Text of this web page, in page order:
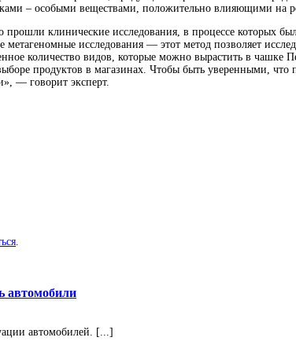
– особыми веществами, положительно влияющими на
прошли клинические исследования, в процессе которых
исследования — этот метод позволяет
количество видов, которые можно вырастить в
продуктов в магазинах. Чтобы быть уверенными,
— говорит эксперт.
.
автомобили
автомобилей. [...]